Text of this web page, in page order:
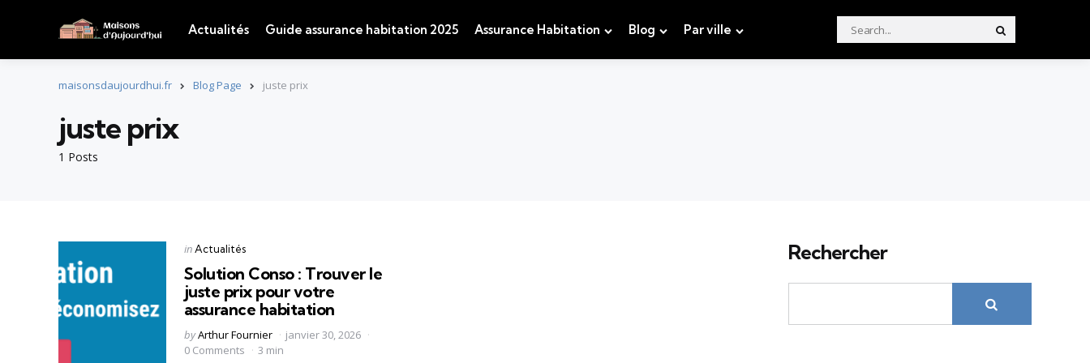
Actualités Guide assurance habitation 2025 Assurance Habitation Blog Par ville
Search
for:
maisonsdaujourdhui.fr Blog Page juste prix
1 Posts
juste prix
Categories
Posted
in Actualités
Solution Conso : Trouver le
juste prix pour votre
assurance habitation
Posted
by
byArthur Fournier
janvier 30, 2026
0 Comments
3 min
Rechercher